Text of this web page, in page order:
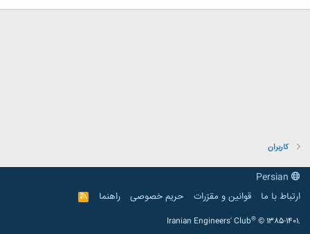
کاربران
ارتباط با ما
قوانین و مقرّرات حریم خصوصی راهنما
R
S
Iranian Engineers' Club® © 1385-1401.